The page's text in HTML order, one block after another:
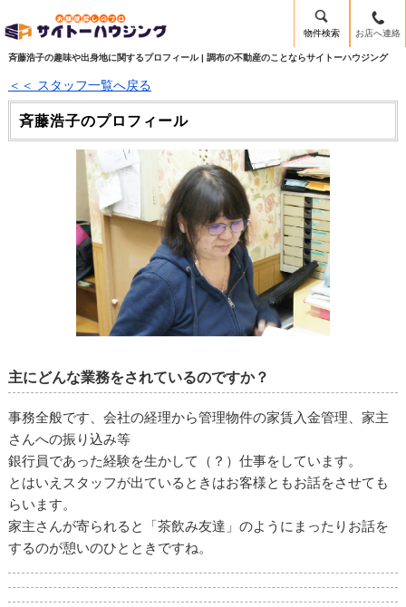
物件検索 お店へ連絡
斉藤浩子の趣味や出身地に関するプロフィール | 調布の不動産のことならサイトーハウジング
＜＜ スタッフ一覧へ戻る
斉藤浩子のプロフィール
主にどんな業務をされているのですか？
事務全般です、会社の経理から管理物件の家賃入金管理、家主
さんへの振り込み等
銀行員であった経験を生かして（？）仕事をしています。
とはいえスタッフが出ているときはお客様ともお話をさせても
らいます。
家主さんが寄られると「茶飲み友達」のようにまったりお話を
するのが憩いのひとときですね。